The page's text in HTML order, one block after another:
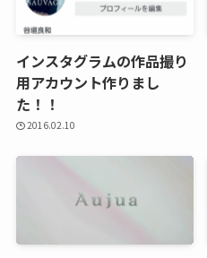
インスタグラムの作品撮り
用アカウント作りまし
た！！
2016.02.10